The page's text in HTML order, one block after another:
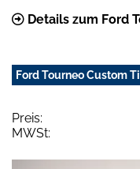
Details zum Ford
Ford Tourneo Custom
Preis:
MWSt: